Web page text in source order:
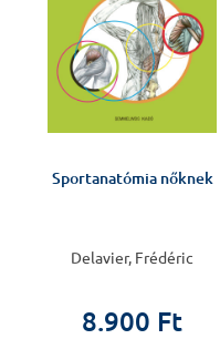
Sportanatómia nőknek
Delavier, Frédéric
8.900 Ft